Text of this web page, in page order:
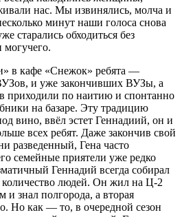
нас. Мы извинялись, молча и
минут наши голоса снова
старались обходиться без
могучего.
в кафе «Снежок» ребята —
и уже закончивших ВУЗы, а
приходили по наитию и спонтанно
на базаре. Эту традицию
вино, ввёл эстет Геннадиий, он и
всех ребят. Даже закончив свой
разведенный, Гена часто
семейные приятели уже редко
Геннадий всегда собирал
количество людей. Он жил на Ц-2
и знал полгорода, а вторая
Но как — то, в очередной сезон